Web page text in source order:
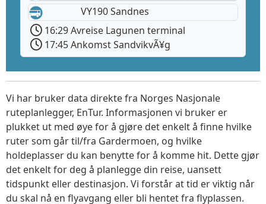
VY190 Sandnes
16:29 Avreise Lagunen terminal
17:45 Ankomst SandvikvÃ¥g
Vi har bruker data direkte fra Norges Nasjonale
ruteplanlegger, EnTur. Informasjonen vi bruker er
plukket ut med øye for å gjøre det enkelt å finne hvilke
ruter som går til/fra Gardermoen, og hvilke
holdeplasser du kan benytte for å komme hit. Dette gjør
det enkelt for deg å planlegge din reise, uansett
tidspunkt eller destinasjon. Vi forstår at tid er viktig når
du skal nå en flyavgang eller bli hentet fra flyplassen.